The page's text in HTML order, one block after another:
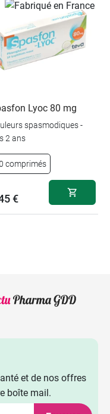
Lyoc 80 mg
spasmodiques -
2 ans
comprimés
€
et de nos offres
boîte mail.